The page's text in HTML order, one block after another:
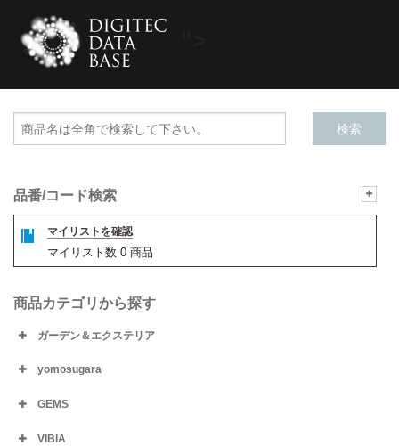
品番/コード検索
マイリストを確認
マイリスト数 0 商品
商品カテゴリから探す
ガーデン＆エクステリア
yomosugara
GEMS
VIBIA